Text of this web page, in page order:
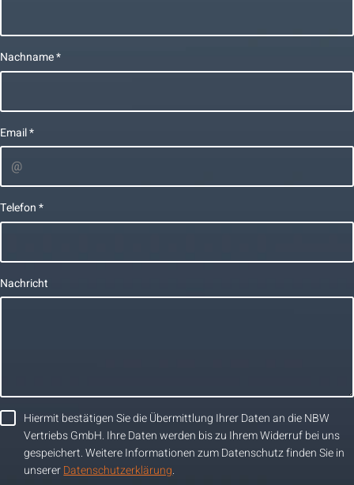
Nachname*
Email*
Telefon*
Nachricht
Hiermit bestätigen Sie die Übermittlung Ihrer Daten an die NBW
Vertriebs GmbH. Ihre Daten werden bis zu Ihrem Widerruf bei uns
gespeichert. Weitere Informationen zum Datenschutz finden Sie in
unsererDatenschutzerklärung.